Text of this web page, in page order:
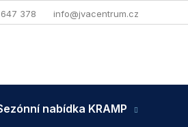
378 info@jvacentrum.cz
nabídka KRAMP